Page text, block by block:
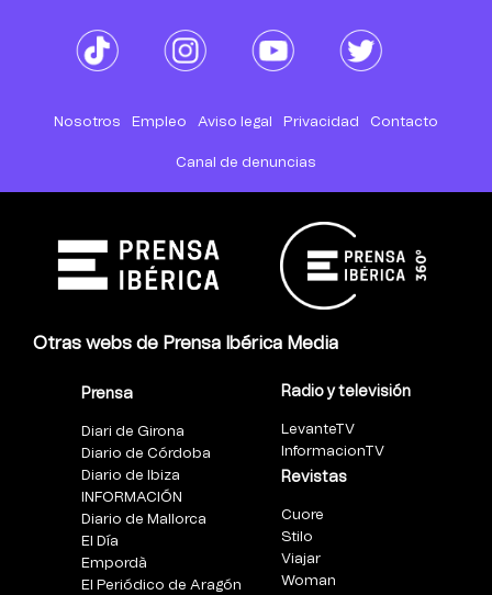
Nosotros Empleo Aviso legal Privacidad Contacto
Canal de denuncias
Otras webs de Prensa Ibérica Media
Prensa
Diari de Girona
Diario de Córdoba
Diario de Ibiza
INFORMACIÓN
Diario de Mallorca
El Día
Empordà
El Periódico de Aragón
Radio y televisión
LevanteTV
InformacionTV
Revistas
Cuore
Stilo
Viajar
Woman